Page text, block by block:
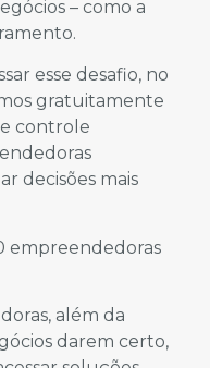
– como a
esse desafio, no
gratuitamente
controle
decisões mais
empreendedoras
além da
darem certo,